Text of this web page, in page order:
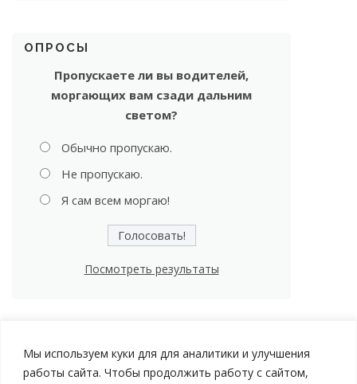
Мы используем куки для для аналитики и улучшения
работы сайта. Чтобы продолжить работу с сайтом,
ОПРОСЫ
Пропускаете ли вы водителей,
моргающих вам сзади дальним
светом?
Обычно пропускаю.
Не пропускаю.
Я сам всем моргаю!
Посмотреть результаты